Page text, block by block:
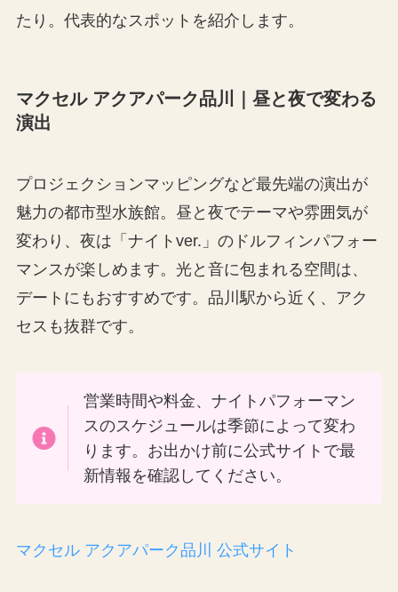
たり。代表的なスポットを紹介します。
マクセル アクアパーク品川｜昼と夜で変わる
演出
プロジェクションマッピングなど最先端の演出が
魅力の都市型水族館。昼と夜でテーマや雰囲気が
変わり、夜は「ナイトver.」のドルフィンパフォー
マンスが楽しめます。光と音に包まれる空間は、
デートにもおすすめです。品川駅から近く、アク
セスも抜群です。
営業時間や料金、ナイトパフォーマン
スのスケジュールは季節によって変わ
ります。お出かけ前に公式サイトで最
新情報を確認してください。
マクセル アクアパーク品川 公式サイト